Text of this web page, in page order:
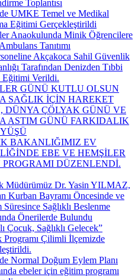
Toplantısı
UMKE Temel ve Medikal
Eğitimi Gerçekleştirildi
Anaokulunda Minik Öğrencilere
Tanıtımı
Akçakoca Sahil Güvenlik
Tarafından Denizden Tıbbi
Eğitimi Verildi.
GÜNÜ KUTLU OLSUN
SAĞLIK İÇİN HAREKET
DÜNYA ÇÖLYAK GÜNÜ VE
ASTIM GÜNÜ FARKIDALIK
BAKANLIĞIMIZ EV
EBE VE HEMŞİLER
PROGRAMI DÜZENLENDİ.
Müdürümüz Dr. Yasin YILMAZ,
Kurban Bayramı Öncesinde ve
Süresince Sağlıklı Beslenme
Önerilerde Bulundu
Çocuk, Sağlıklı Gelecek”
Çilimli İlçemizde
Normal Doğum Eylem Planı
ebeler için eğitim programı